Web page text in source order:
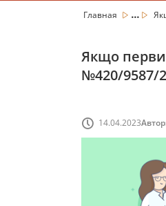
Главная ...
Якщо
№420/9587/
14.04.2023